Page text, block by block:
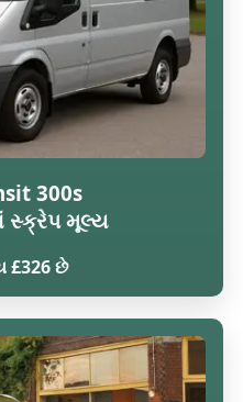
300s
સ્ક્રેપ મૂલ્ય
£326 છે